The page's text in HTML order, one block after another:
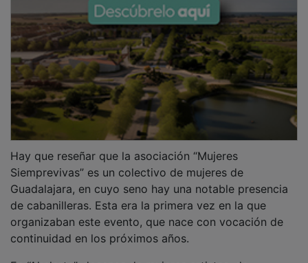
Siemprevivas” es un colectivo de mujeres de
Guadalajara, en cuyo seno hay una notable presencia
de cabanilleras. Esta era la primera vez en la que
organizaban este evento, que nace con vocación de
continuidad en los próximos años.